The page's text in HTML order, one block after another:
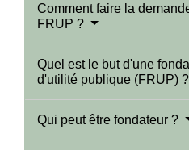
Comment faire la
FRUP ?
Quel est le but d'une
d'utilité publique (FRUP) ?
Qui peut être fondateur ?